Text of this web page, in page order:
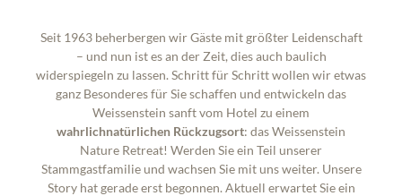
Seit 1963 beherbergen wir Gäste mit größter Leidenschaft
– und nun ist es an der Zeit, dies auch baulich
widerspiegeln zu lassen. Schritt für Schritt wollen wir etwas
ganz Besonderes für Sie schaffen und entwickeln das
Weissenstein sanft vom Hotel zu einem
wahrlichnatürlichen Rückzugsort: das Weissenstein
Nature Retreat! Werden Sie ein Teil unserer
Stammgastfamilie und wachsen Sie mit uns weiter. Unsere
Story hat gerade erst begonnen. Aktuell erwartet Sie ein